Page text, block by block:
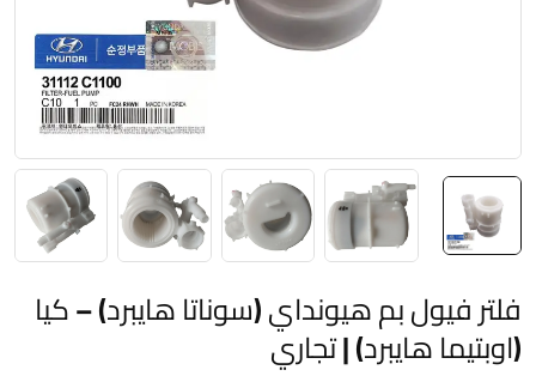
فلتر فيول بم هيونداي (سوناتا هايبرد) – كيا
(اوبتيما هايبرد) | تجاري